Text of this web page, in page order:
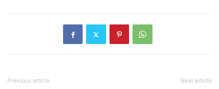
Previous article Next article